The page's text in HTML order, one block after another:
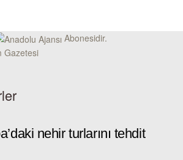
Abonesidir.
Gazetesi
nehir turlarını tehdit